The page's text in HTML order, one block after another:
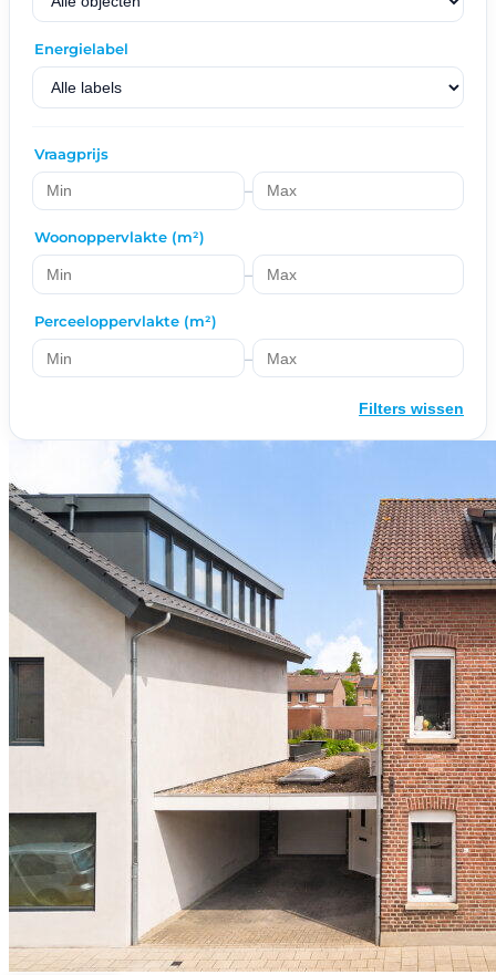
Energielabel
Vraagprijs
–
Woonoppervlakte (m²)
–
Perceeloppervlakte (m²)
–
Filters wissen